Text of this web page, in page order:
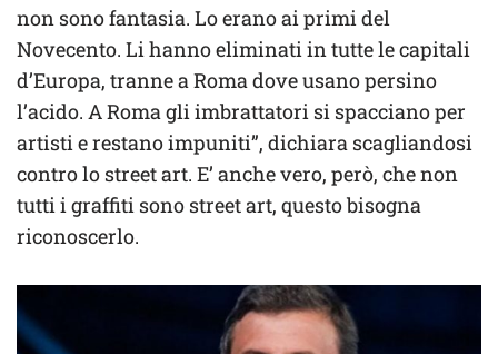
non sono fantasia. Lo erano ai primi del
Novecento. Li hanno eliminati in tutte le capitali
d’Europa, tranne a Roma dove usano persino
l’acido. A Roma gli imbrattatori si spacciano per
artisti e restano impuniti”, dichiara scagliandosi
contro lo street art. E’ anche vero, però, che non
tutti i graffiti sono street art, questo bisogna
riconoscerlo.